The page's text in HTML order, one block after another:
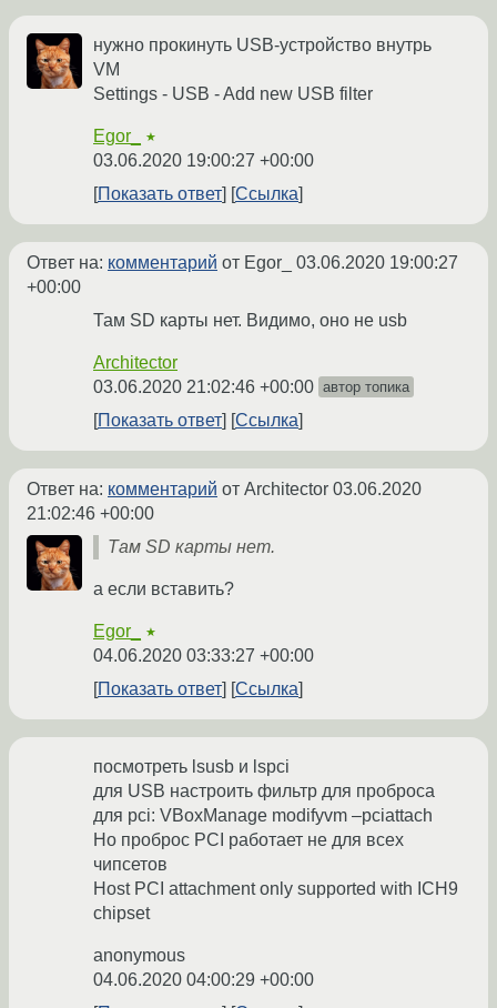
нужно прокинуть USB-устройство внутрь
VM
Settings - USB - Add new USB filter
Egor_ ★
03.06.2020 19:00:27 +00:00
Показать ответ
Ссылка
Ответ на: комментарий от Egor_ 03.06.2020 19:00:27
+00:00
Там SD карты нет. Видимо, оно не usb
Architector
03.06.2020 21:02:46 +00:00 автор топика
Показать ответ Ссылка
Ответ на: комментарий от Architector 03.06.2020
21:02:46 +00:00
Там SD карты нет.
а если вставить?
Egor_ ★
04.06.2020 03:33:27 +00:00
Показать ответ
Ссылка
посмотреть lsusb и lspci
для USB настроить фильтр для проброса
для pci: VBoxManage modifyvm –pciattach
Но проброс PCI работает не для всех
чипсетов
Host PCI attachment only supported with ICH9
chipset
anonymous
04.06.2020 04:00:29 +00:00